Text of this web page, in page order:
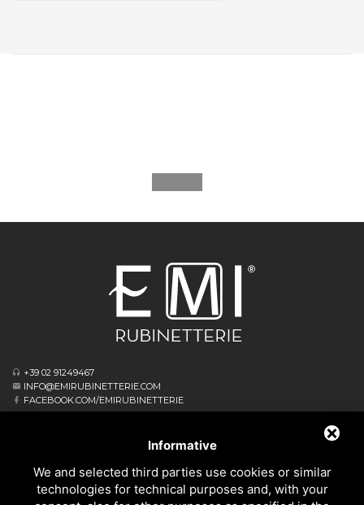
+39 02 91249467
INFO@EMIRUBINETTERIE.COM
FACEBOOK.COM/EMIRUBINETTERIE
20062 CASSANO D’ADDA MI - ITALIA
ΕΠΙΧΕΙΡΗΣΙΑΚΌ ΑΡΧΗΓΕΊΟ
VIA GIOVANNI FALCONE, 4
Informative
We and selected third parties use cookies or similar
technologies for technical purposes and, with your